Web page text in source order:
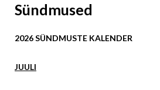
Sündmused
2026 SÜNDMUSTE KALENDER
JUULI